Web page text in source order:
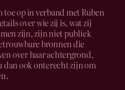
toe op in verband met Ruben
over wie zij is, wat zij
zijn, zijn niet publiek
bronnen die
over haar achtergrond,
dan ook onterecht zijn om